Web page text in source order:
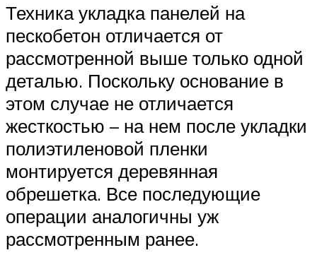
Техника укладка панелей на
пескобетон отличается от
рассмотренной выше только одной
деталью. Поскольку основание в
этом случае не отличается
жесткостью – на нем после укладки
полиэтиленовой пленки
монтируется деревянная
обрешетка. Все последующие
операции аналогичны уж
рассмотренным ранее.